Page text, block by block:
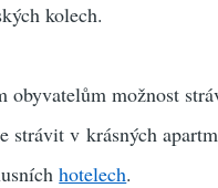
kolech.
možnost
strávit v krásných
hotelech.